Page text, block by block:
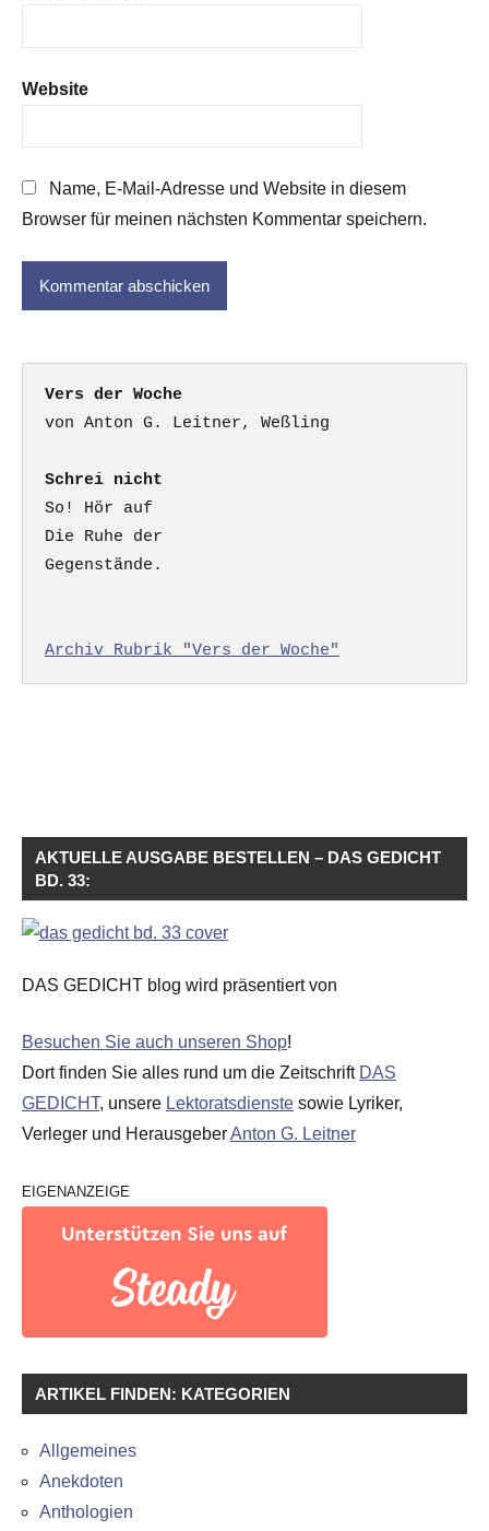
Website
Name, E-Mail-Adresse und Website in diesem
Browser für meinen nächsten Kommentar speichern.
Vers der Woche
Schrei nicht
So! Hör auf
Die Ruhe der
Gegenstände.
Archiv Rubrik "Vers der Woche"
AKTUELLE AUSGABE BESTELLEN – DAS GEDICHT
BD. 33:
DAS GEDICHT blog wird präsentiert von
Besuchen Sie auch unseren Shop!
Dort finden Sie alles rund um die Zeitschrift DAS
GEDICHT, unsere Lektoratsdienste sowie Lyriker,
Verleger und HerausgeberAnton G. Leitner
EIGENANZEIGE
ARTIKEL FINDEN: KATEGORIEN
Allgemeines
Anekdoten
Anthologien